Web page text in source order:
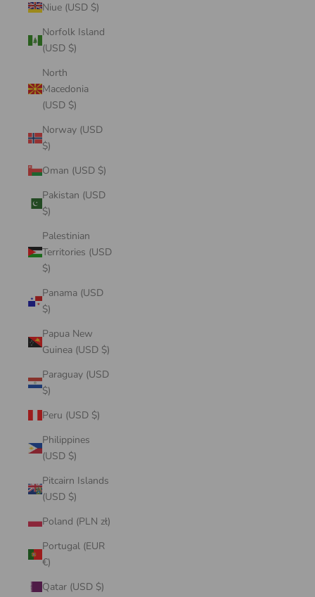
Niue (USD $)
Norfolk Island
(USD $)
North
Macedonia
(USD $)
Norway (USD
$)
Oman (USD $)
Pakistan (USD
$)
Palestinian
Territories (USD
$)
Panama (USD
$)
Papua New
Guinea (USD $)
Paraguay (USD
$)
Peru (USD $)
Philippines
(USD $)
Pitcairn Islands
(USD $)
Poland (PLN zł)
Portugal (EUR
€)
Qatar (USD $)